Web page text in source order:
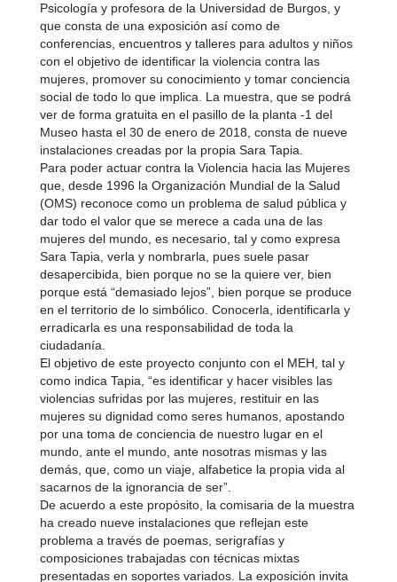
Psicología y profesora de la Universidad de Burgos, y
que consta de una exposición así como de
conferencias, encuentros y talleres para adultos y niños
con el objetivo de identificar la violencia contra las
mujeres, promover su conocimiento y tomar conciencia
social de todo lo que implica. La muestra, que se podrá
ver de forma gratuita en el pasillo de la planta -1 del
Museo hasta el 30 de enero de 2018, consta de nueve
instalaciones creadas por la propia Sara Tapia.
Para poder actuar contra la Violencia hacia las Mujeres
que, desde 1996 la Organización Mundial de la Salud
(OMS) reconoce como un problema de salud pública y
dar todo el valor que se merece a cada una de las
mujeres del mundo, es necesario, tal y como expresa
Sara Tapia, verla y nombrarla, pues suele pasar
desapercibida, bien porque no se la quiere ver, bien
porque está “demasiado lejos”, bien porque se produce
en el territorio de lo simbólico. Conocerla, identificarla y
erradicarla es una responsabilidad de toda la
ciudadanía.
El objetivo de este proyecto conjunto con el MEH, tal y
como indica Tapia, “es identificar y hacer visibles las
violencias sufridas por las mujeres, restituir en las
mujeres su dignidad como seres humanos, apostando
por una toma de conciencia de nuestro lugar en el
mundo, ante el mundo, ante nosotras mismas y las
demás, que, como un viaje, alfabetice la propia vida al
sacarnos de la ignorancia de ser”.
De acuerdo a este propósito, la comisaria de la muestra
ha creado nueve instalaciones que reflejan este
problema a través de poemas, serigrafías y
composiciones trabajadas con técnicas mixtas
presentadas en soportes variados. La exposición invita